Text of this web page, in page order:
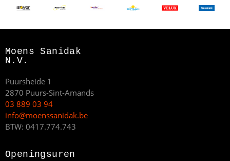
Moens Sanidak
N.V.
Puursheide 1
2870 Puurs-Sint-Amands
03 889 03 94
info@moenssanidak.be
BTW: 0417.774.743
Openingsuren